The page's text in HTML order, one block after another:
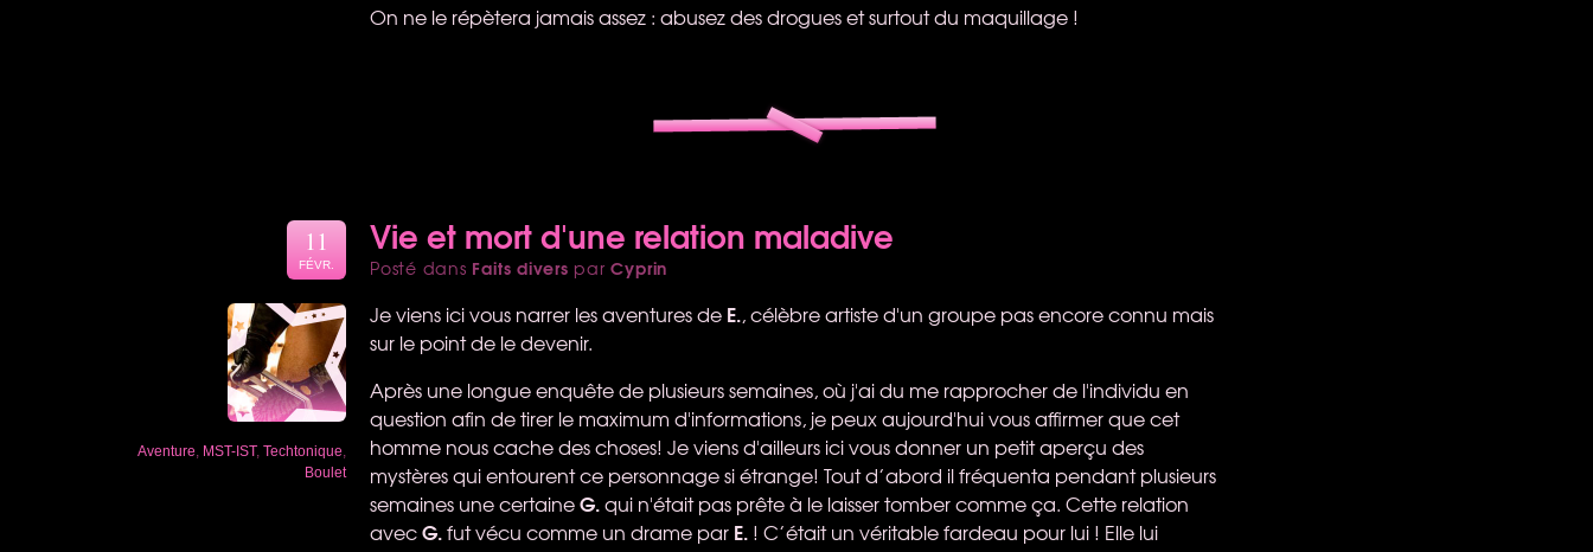
On ne le répètera jamais assez : abusez des drogues et surtout du maquillage !
Vie et mort d'une relation maladive
Posté dans Faits divers parCyprin
11
FÉVR.
Aventure MST-IST, Techtonique
Boulet
Je viens ici vous narrer les aventures de E., célèbre artiste d'un groupe pas encore connu mais
sur le point de le devenir.
Après une longue enquête de plusieurs semaines, où j'ai du me rapprocher de l'individu en
question afin de tirer le maximum d'informations, je peux aujourd'hui vous affirmer que cet
homme nous cache des choses! Je viens d'ailleurs ici vous donner un petit aperçu des
mystères qui entourent ce personnage si étrange! Tout d’abord il fréquenta pendant plusieurs
semaines une certaineG.qui n'était pas prête à le laisser tomber comme ça. Cette relation
avecG.fut vécu comme un drame par E. ! C’était un véritable fardeau pour lui ! Elle lui